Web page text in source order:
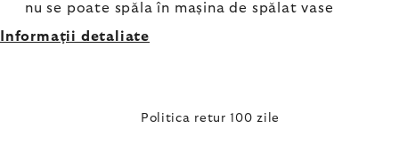
nu se poate spăla în mașina de spălat vase
Informaţii detaliate
Politica retur 100 zile